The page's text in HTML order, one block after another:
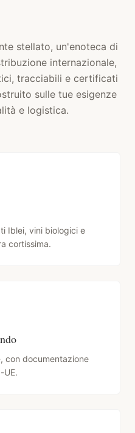
stellato, un'enoteca di
internazionale,
tracciabili e certificati
sulle tue esigenze
e logistica.
Iblei, vini biologici e
cortissima.
con documentazione
UE.